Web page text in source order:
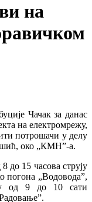
на
Чачак за данас
на електромрежу,
потрошачи у делу
око „КМН”-а.
до 15 часова струју
погона „Водовода”,
од 9 до 10 сати